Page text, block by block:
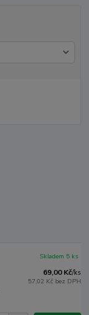
69,00 Kč/ks
57,02 Kč bez DPH
Skladem 5 ks